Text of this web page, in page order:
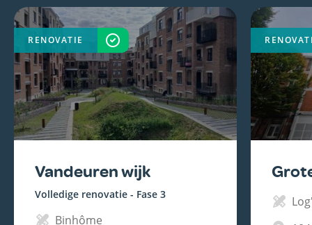
Vandeuren wijk
Volledige renovatie - Fase 3
Binhôme
RENOVATIE VOLTOOID